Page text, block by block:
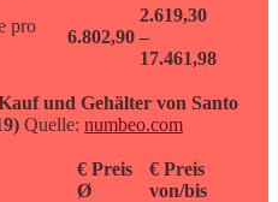
pro
6.802,90
2.619,30
–
17.461,98
und Gehälter von Santo
Quelle: numbeo.com
€ Preis
Ø
€ Preis
von/bis